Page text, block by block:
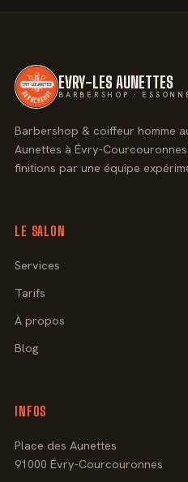
EVRY-LES AUNETTES
BARBERSHOP ·
Barbershop & coiffeur homme
Aunettes à Évry-
finitions par une équipe
LE SALON
Services
Tarifs
À propos
Blog
INFOS
Place des Aunettes
91000 Évry-Courcouronnes